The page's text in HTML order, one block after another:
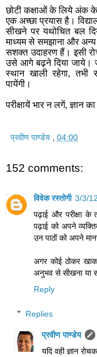
छोटी कक्षाओं के लिये अंक के
एक अच्छा प्रयास है।
सीखने पर यथोचित बल
माध्यम से समझाना और अन्य
सशक्त उदाहरण हैं। इसी
उसे आगे बढ़ने दिया जाये।
स्थान खाली रहेगा, तभी
पायेंगी।
परीक्षायें भार न लगें, ज्ञान
प्रवीण पाण्डेय 04:00
152 comments:
विवेक रस्तोगी 3/3/
पढ़ाई और परीक्षा के
पढ़ाई को अपने
उन पाठों को अपने
अगर कोई ठोकर
अनुभव से सीखना या
Reply
Replies
प्रवीण पाण्डेय
यदि वही ज्ञान